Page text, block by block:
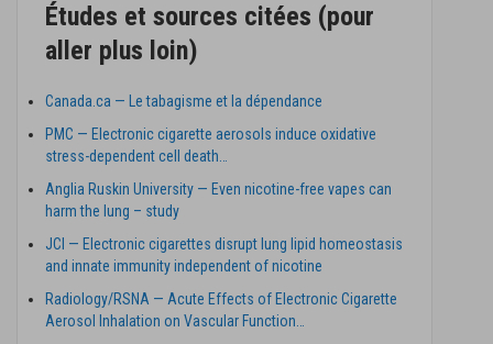
Études et sources citées (pour
aller plus loin)
Canada.ca — Le tabagisme et la dépendance
PMC — Electronic cigarette aerosols induce oxidative
stress-dependent cell death…
Anglia Ruskin University — Even nicotine-free vapes can
harm the lung – study
JCI — Electronic cigarettes disrupt lung lipid homeostasis
and innate immunity independent of nicotine
Radiology/RSNA — Acute Effects of Electronic Cigarette
Aerosol Inhalation on Vascular Function…